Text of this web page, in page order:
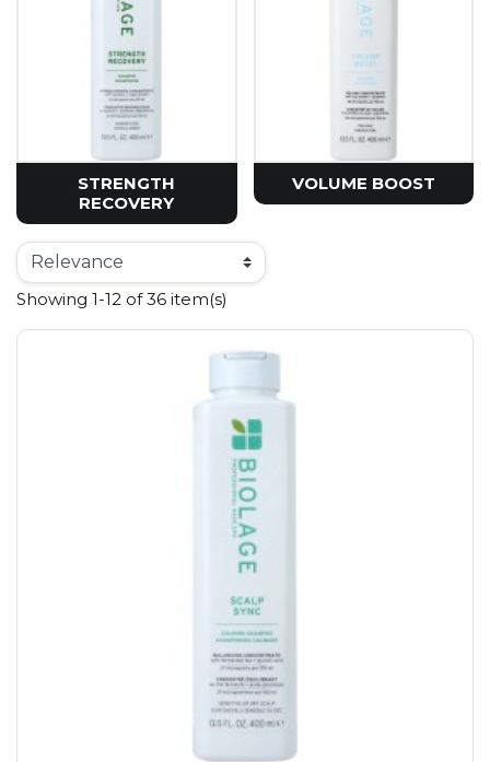
STRENGTH
RECOVERY
VOLUME BOOST
Showing 1-12 of 36 item(s)